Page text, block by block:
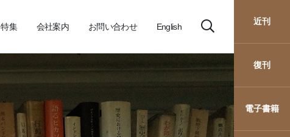
特集 会社案内 お問い合わせ English
近刊
復刊
電子書籍